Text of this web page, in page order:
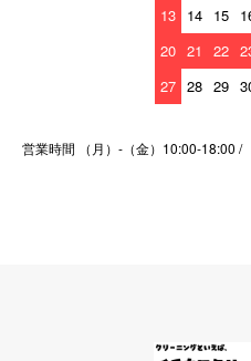
13 14 15
20 21 22
27 28 29
営業時間 （月）-（金）10:00-18:00 /